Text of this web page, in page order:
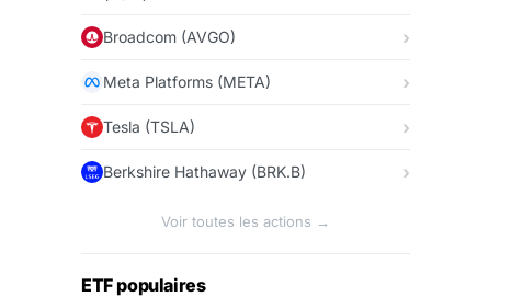
Broadcom (AVGO)
Meta Platforms (META)
Tesla (TSLA)
Berkshire Hathaway (BRK.B)
Voir toutes les actions →
ETF populaires